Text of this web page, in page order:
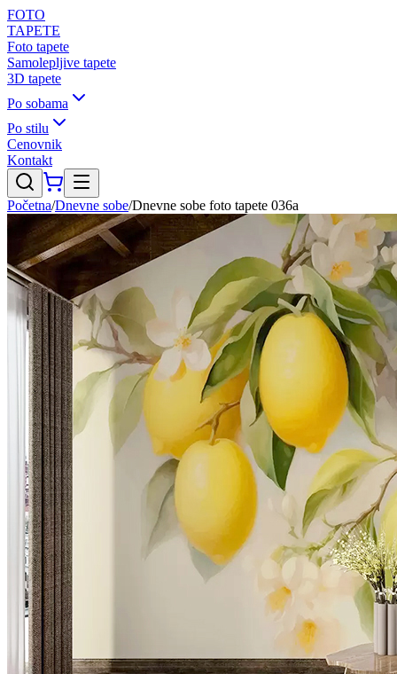
FOTO
TAPETE
Foto tapete
Samolepljive tapete
3D tapete
Po sobama
Po stilu
Cenovnik
Kontakt
Početna/Dnevne sobe/Dnevne sobe foto tapete 036a